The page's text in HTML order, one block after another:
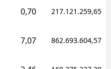
0,70 217.121.259,65
7,07 862.693.604,57